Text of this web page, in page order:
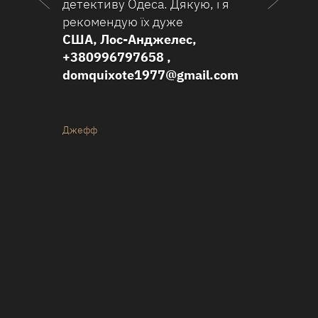
детективу Одеса. Дякую, і я
рекомендую їх дуже
США, Лос-Анджелес,
+380996797658 ,
domquixote1977@gmail.com
Джефф